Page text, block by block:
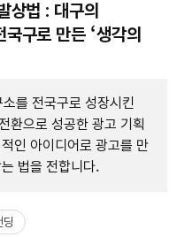
상법 : 대구의
구로 만든 ‘생각의
를 전국구로 성장시킨
환으로 성공한 광고 기획
인 아이디어로 광고를 만
법을 전합니다.
딩